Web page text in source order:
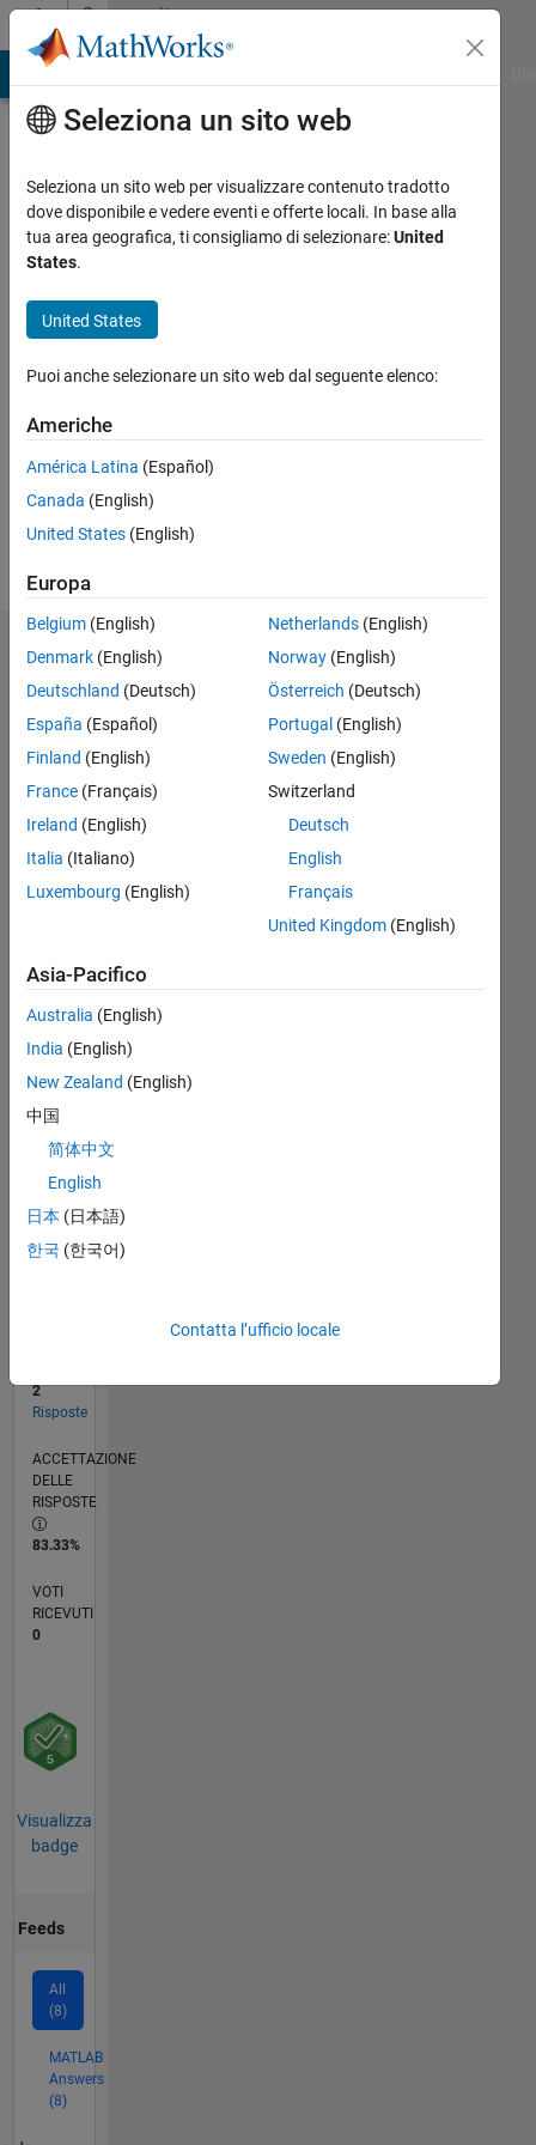
Vai al contenutoCommunity
Profile
kota
kobayashi
Attivo
Dashboard
M…
CONTRIBUTI
0
1
3
L
07/18
05/19
03/20
01/21
11/21
09/22
07/23
05/24
03/25
01/26
07/19
07/20
07/21
07/22
07/24
07/25
07/26
09/19
11/20
01/22
03/23
RANK
302.034
REPUTAZIONE
2
Risposte
ACCETTAZIONE
DELLE
RISPOSTE
83.33%
VOTI
RICEVUTI
0
Visualizza
badge
Feeds
All
(8)
MATLAB
Answers
(8)
Seleziona un sito web
Seleziona un sito web per visualizzare contenuto tradotto
dove disponibile e vedere eventi e offerte locali. In base alla
tua area geografica, ti consigliamo di selezionare:United
States.
United States
Puoi anche selezionare un sito web dal seguente elenco:
Americhe
América Latina (Español)
Canada (English)
United States (English)
Europa
Belgium (English)
Denmark (English)
Deutschland (Deutsch)
España (Español)
Finland (English)
France (Français)
Ireland (English)
Italia (Italiano)
Luxembourg (English)
Netherlands(English)
Norway(English)
Österreich (Deutsch)
Portugal (English)
Sweden (English)
Switzerland
Deutsch
English
Français
United Kingdom(English)
Asia-Pacifico
Australia (English)
India (English)
New Zealand (English)
中国
简体中文
English
日本 (日本語)
한국 (한국어)
Contatta l’ufficio locale